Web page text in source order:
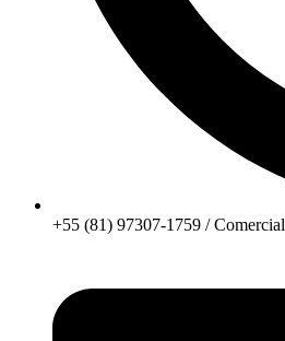
+55 (81) 97307-1759 / Comercial